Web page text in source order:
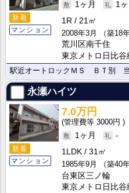
新着
マンション
1ヶ月
1ヶ
1R
21㎡
2008年3月
（築18年
荒川区南千住
東京メトロ日比
駅近オートロックＭＳ ＢＴ別
永瀬ハイツ
新着
マンション
7.0万円
3000円
1ヶ月
-
1LDK
31㎡
1985年9月
（築40年
台東区三ノ輪
東京メトロ日比